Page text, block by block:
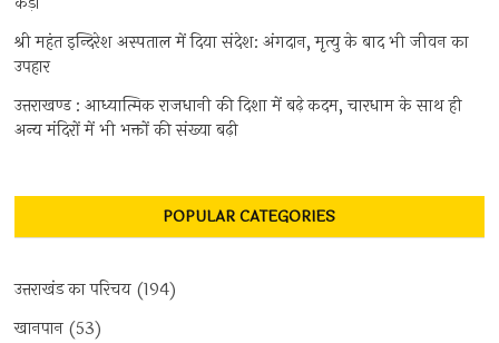
श्री महंत इन्दिरेश अस्पताल में दिया संदेश: अंगदान, मृत्यु के बाद भी जीवन का
उपहार
उत्तराखण्ड : आध्यात्मिक राजधानी की दिशा में बढ़े कदम, चारधाम के साथ ही
अन्य मंदिरों में भी भक्तों की संख्या बढ़ी
POPULAR CATEGORIES
उत्तराखंड का परिचय (194)
खानपान (53)